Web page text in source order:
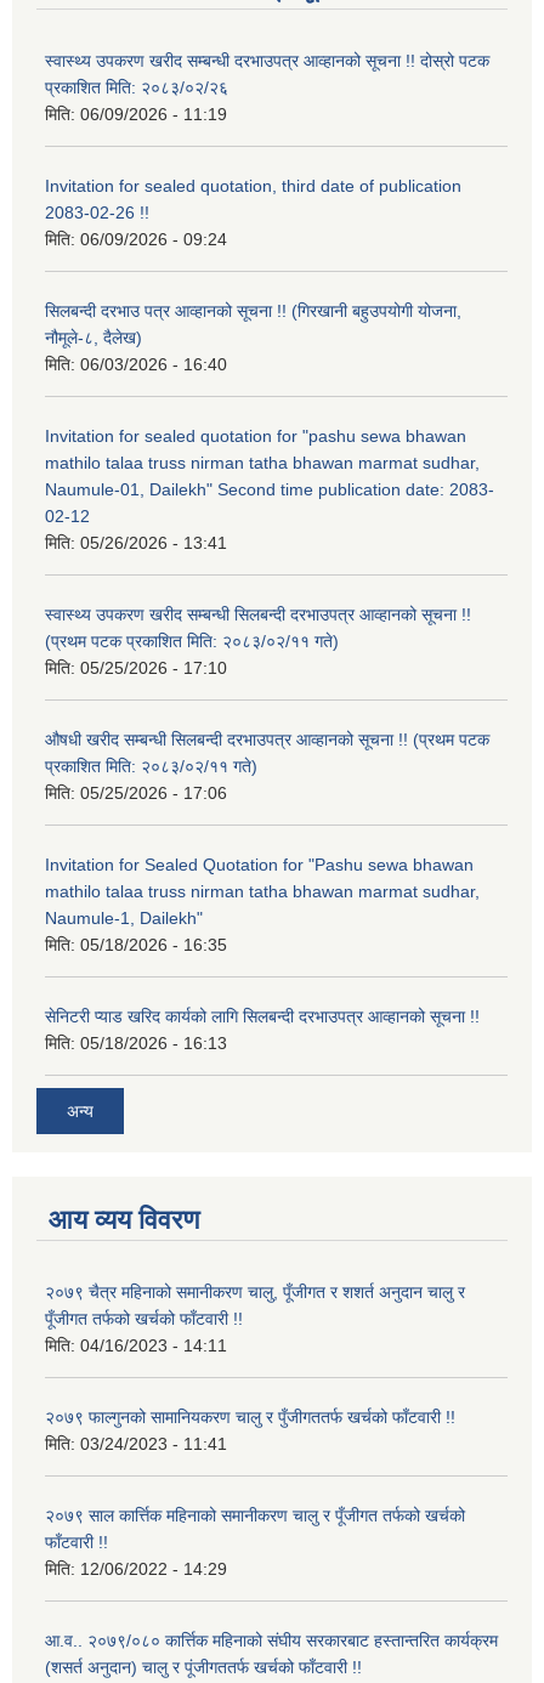
स्वास्थ्य उपकरण खरीद सम्बन्धी दरभाउपत्र आव्हानको सूचना !! दोस्रो पटक
प्रकाशित मिति: २०८३/०२/२६
मिति: 06/09/2026 - 11:19
Invitation for sealed quotation, third date of publication
2083-02-26 !!
मिति: 06/09/2026 - 09:24
सिलबन्दी दरभाउ पत्र आव्हानको सूचना !! (गिरखानी बहुउपयोगी योजना,
नौमूले-८, दैलेख)
मिति: 06/03/2026 - 16:40
Invitation for sealed quotation for "pashu sewa bhawan
mathilo talaa truss nirman tatha bhawan marmat sudhar,
Naumule-01, Dailekh" Second time publication date: 2083-
02-12
मिति: 05/26/2026 - 13:41
स्वास्थ्य उपकरण खरीद सम्बन्धी सिलबन्दी दरभाउपत्र आव्हानको सूचना !!
(प्रथम पटक प्रकाशित मिति: २०८३/०२/११ गते)
मिति: 05/25/2026 - 17:10
औषधी खरीद सम्बन्धी सिलबन्दी दरभाउपत्र आव्हानको सूचना !! (प्रथम पटक
प्रकाशित मिति: २०८३/०२/११ गते)
मिति: 05/25/2026 - 17:06
Invitation for Sealed Quotation for "Pashu sewa bhawan
mathilo talaa truss nirman tatha bhawan marmat sudhar,
Naumule-1, Dailekh"
मिति: 05/18/2026 - 16:35
सेनिटरी प्याड खरिद कार्यको लागि सिलबन्दी दरभाउपत्र आव्हानको सूचना !!
मिति: 05/18/2026 - 16:13
अन्य
आय व्यय विवरण
२०७९ चैत्र महिनाको समानीकरण चालु, पूँजीगत र शशर्त अनुदान चालु र
पूँजीगत तर्फको खर्चको फाँटवारी !!
मिति: 04/16/2023 - 14:11
२०७९ फाल्गुनको सामानियकरण चालु र पुँजीगततर्फ खर्चको फाँटवारी !!
मिति: 03/24/2023 - 11:41
२०७९ साल कार्त्तिक महिनाको समानीकरण चालु र पूँजीगत तर्फको खर्चको
फाँटवारी !!
मिति: 12/06/2022 - 14:29
आ.व.. २०७९/०८० कार्त्तिक महिनाको संघीय सरकारबाट हस्तान्तरित कार्यक्रम
(शसर्त अनुदान) चालु र पूंजीगततर्फ खर्चको फाँटवारी !!